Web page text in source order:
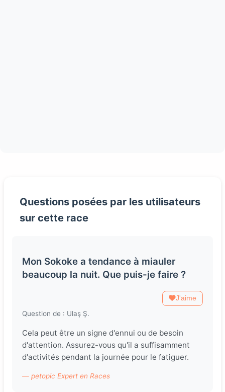
Questions posées par les utilisateurs
sur cette race
Mon Sokoke a tendance à miauler
beaucoup la nuit. Que puis-je faire ?
J'aime
Question de : Ulaş Ş.
Cela peut être un signe d'ennui ou de besoin
d'attention. Assurez-vous qu'il a suffisamment
d'activités pendant la journée pour le fatiguer.
— petopic Expert en Races